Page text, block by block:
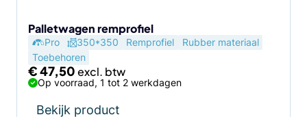
Palletwagen remprofiel
Pro 350*350 Remprofiel
Rubber materiaal
Toebehoren
€47,50
Op voorraad, 1 tot 2 werkdagen
Bekijk product